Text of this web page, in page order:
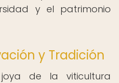
y el patrimonio
y Tradición
de la viticultura